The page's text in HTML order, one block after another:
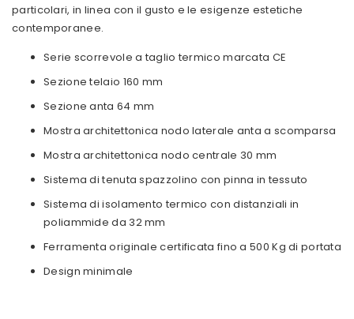
particolari, in linea con il gusto e le esigenze estetiche
contemporanee.
Serie scorrevole a taglio termico marcata CE
Sezione telaio 160 mm
Sezione anta 64 mm
Mostra architettonica nodo laterale anta a scomparsa
Mostra architettonica nodo centrale 30 mm
Sistema di tenuta spazzolino con pinna in tessuto
Sistema di isolamento termico con distanziali in
poliammide da 32 mm
Ferramenta originale certificata fino a 500 Kg di portata
Design minimale